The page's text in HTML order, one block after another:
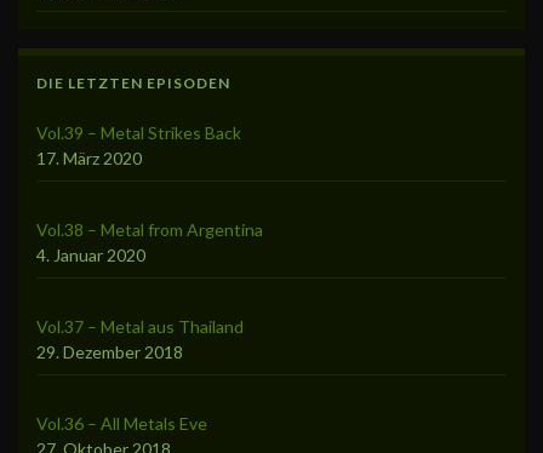
DIE LETZTEN EPISODEN
Vol.39 – Metal Strikes Back
17. März 2020
Vol.38 – Metal from Argentina
4. Januar 2020
Vol.37 – Metal aus Thailand
29. Dezember 2018
Vol.36 – All Metals Eve
27. Oktober 2018